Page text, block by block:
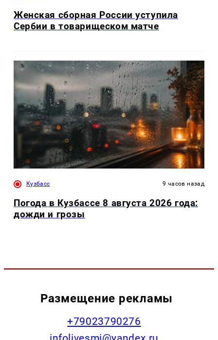
Женская сборная России уступила
Сербии в товарищеском матче
Кузбасс 9 часов назад
Погода в Кузбассе 8 августа 2026 года:
дожди и грозы
Размещение рекламы
+79023790276